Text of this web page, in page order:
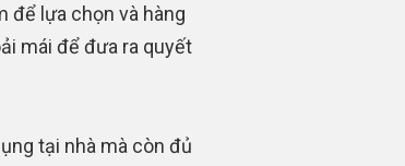
để lựa chọn và hàng
mái để đưa ra quyết
tại nhà mà còn đủ